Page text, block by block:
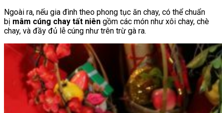
Ngoài ra, nếu gia đình theo phong tục ăn chay, có thể chuẩn
bị mâm cúng chay tất niên gồm các món như xôi chay, chè
chay, và đầy đủ lễ cúng như trên trừ gà ra.